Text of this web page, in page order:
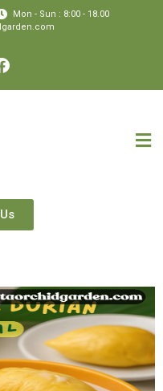
Mon - Sun : 8:00 - 18.00